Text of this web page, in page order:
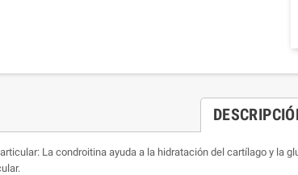
La condroitina ayuda a la hidratación del cartílago y la